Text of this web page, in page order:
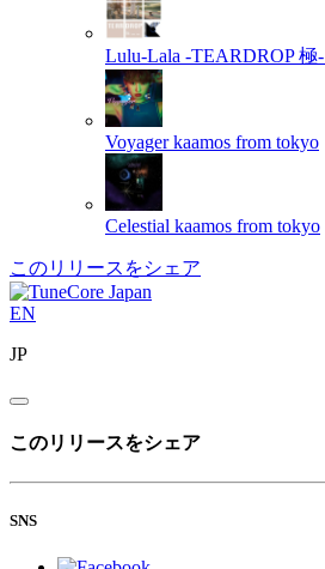
Lulu-Lala -TEARDROP 極-
Voyager kaamos from tokyo
Celestial kaamos from tokyo
このリリースをシェア
EN
JP
このリリースをシェア
SNS